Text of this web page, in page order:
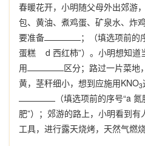
春暖花开，小明随父母外出郊游
包、黄油、煮鸡蛋、矿泉水、炸
要准备
；（填选项前
蛋糕 d 西红柿”）。小明想知道
用
区分；路过一片菜地
黄，茎秆细小，想到应施用KNO3
（填选项前的序号
肥”）；郊游的路上，小明看到
工具，进行露天烧烤，天然气燃